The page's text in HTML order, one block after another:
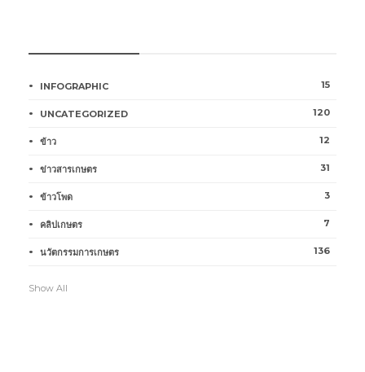
INFOGRAPHIC 15
UNCATEGORIZED 120
ข้าว 12
ข่าวสารเกษตร 31
ข้าวโพด 3
คลิปเกษตร 7
นวัตกรรมการเกษตร 136
Show All